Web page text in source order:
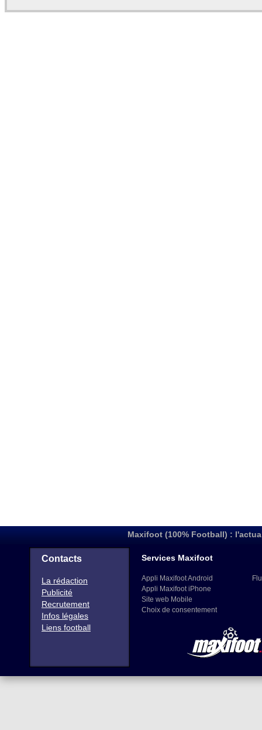
Maxifoot (100% Football) :
Contacts
La rédaction
Publicité
Recrutement
Infos légales
Liens football
Services Maxifoot
Appli Maxifoot Android
Appli Maxifoot iPhone
Site web Mobile
Choix de consentement